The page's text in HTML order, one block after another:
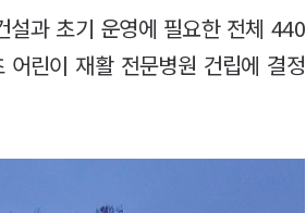
설과 초기 운영에 필요한 전체 440
린이 재활 전문병원 건립에 결정